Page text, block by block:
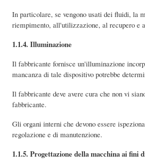
In particolare, se vengono usati dei fluidi, la
riempimento, all'utilizzazione, al recupero e
1.1.4. Illuminazione
Il fabbricante fornisce un'illuminazione
mancanza di tale dispositivo potrebbe
Il fabbricante deve avere cura che non vi
fabbricante.
Gli organi interni che devono essere
regolazione e di manutenzione.
1.1.5. Progettazione della macchina ai fini